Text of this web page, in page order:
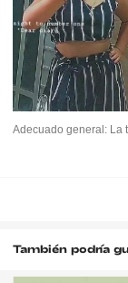
Adecuado general: La
También podría